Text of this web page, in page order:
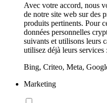
Avec votre accord, nous
de notre site web sur des
produits pertinents. Pour
données personnelles
suivants et utilisons leurs
utilisez déjà leurs services :
Bing, Criteo, Meta,
Marketing